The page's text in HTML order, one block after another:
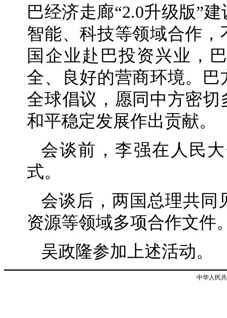
巴经济走廊“2.0升级版”
智能、科技等领域合作
国企业赴巴投资兴业，
全、良好的营商环境。
全球倡议，愿同中方密
和平稳定发展作出贡献。
会谈前，李强在人民
式。
会谈后，两国总理共同
资源等领域多项合作文件
吴政隆参加上述活动。
中华人民